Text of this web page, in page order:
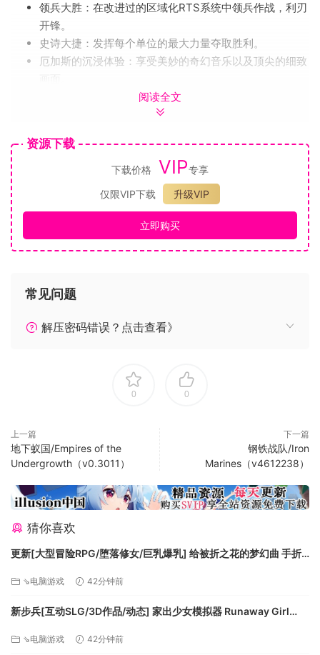
领兵大胜：在改进过的区域化RTS系统中领兵作战，利刃
开锋。
史诗大捷：发挥每个单位的最大力量夺取胜利。
厄加斯的沉浸体验：享受美妙的奇幻音乐以及顶尖的细致
在竞技比赛中为荣耀而战！
个种族拥有两个独特的英雄可供玩家制定属于自己的战术
使用我们强大的模式编辑工具创建自己的地图
相对于《咒语力量3：灵魂收割》新添加的特色:
全新的战役，长达20个小时的游玩时间讲述了月之巨魔的
故事
你的选择。
巨魔-一个全新的RTS种族-全新的游戏机制。
处理器: Intel Core i5 3570, AMD FX-6350
显卡: NVIDIA GTX 660 2GB, AMD Radeon 7850 2GB
DirectX 版本: 11
存储空间: 需要 30 GB 可用空间
推荐配置:
操作系统: Windows 7, 8, Windows 10 (64 bit)
内存: 8 GB RAM
阅读全文
资源下载
下载价格 VIP专享
仅限VIP下载
升级VIP
立即购买
常见问题
解压密码错误？点击查看》
0 0
上一篇
地下蚁国/Empires of the
Undergrowth（v0.3011）
下一篇
钢铁战队/Iron
Marines（v4612238）
猜你喜欢
更新[大型冒险RPG/堕落修女/巨乳爆乳] 给被折之花的梦幻曲 手折
⇘电脑游戏 42分钟前
新步兵[互动SLG/3D作品/动态] 家出少女模拟器 Runaway Girl
⇘电脑游戏 42分钟前